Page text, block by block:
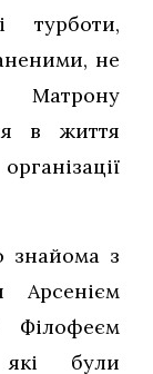
турботи,
не
в життя
знайома з
Арсенієм
Філофеєм
які були